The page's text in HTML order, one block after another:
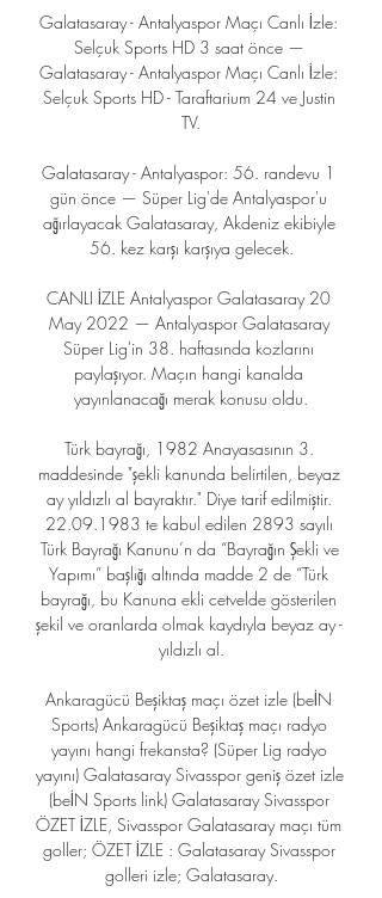
Galatasaray - Antalyaspor Maçı Canlı İzle:
Selçuk Sports HD 3 saat önce —
Galatasaray - Antalyaspor Maçı Canlı İzle:
Selçuk Sports HD - Taraftarium 24 ve Justin
TV.
Galatasaray - Antalyaspor: 56. randevu 1
gün önce — Süper Lig'de Antalyaspor'u
ağırlayacak Galatasaray, Akdeniz ekibiyle
56. kez karşı karşıya gelecek.
CANLI İZLE Antalyaspor Galatasaray 20
May 2022 — Antalyaspor Galatasaray
Süper Lig'in 38. haftasında kozlarını
paylaşıyor. Maçın hangi kanalda
yayınlanacağı merak konusu oldu.
Türk bayrağı, 1982 Anayasasının 3.
maddesinde "şekli kanunda belirtilen, beyaz
ay yıldızlı al bayraktır." Diye tarif edilmiştir.
22.09.1983 te kabul edilen 2893 sayılı
Türk Bayrağı Kanunu’n da “Bayrağın Şekli ve
Yapımı” başlığı altında madde 2 de “Türk
bayrağı, bu Kanuna ekli cetvelde gösterilen
şekil ve oranlarda olmak kaydıyla beyaz ay -
yıldızlı al.
Ankaragücü Beşiktaş maçı özet izle (beİN
Sports) Ankaragücü Beşiktaş maçı radyo
yayını hangi frekansta? (Süper Lig radyo
yayını) Galatasaray Sivasspor geniş özet izle
(beİN Sports link) Galatasaray Sivasspor
ÖZET İZLE, Sivasspor Galatasaray maçı tüm
goller; ÖZET İZLE : Galatasaray Sivasspor
golleri izle; Galatasaray.